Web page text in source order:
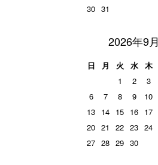
30 31
2026年9月
日 月 火 水 木
1
2 3
6
7 8 9 10
13 14 15 16 17
20 21 22 23 24
27 28 29 30